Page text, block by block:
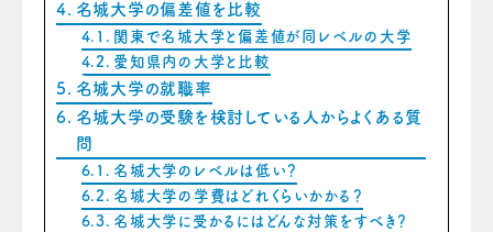
名城大学の偏差値を比較
関東で名城大学と偏差値が同レベルの大学
愛知県内の大学と比較
名城大学の就職率
名城大学の受験を検討している人からよくある質
問
名城大学のレベルは低い？
名城大学の学費はどれくらいかかる？
名城大学に受かるにはどんな対策をすべき？